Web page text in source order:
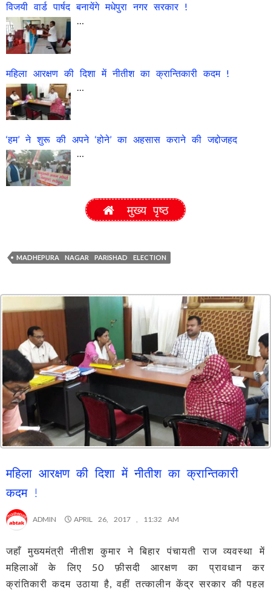
विजयी वार्ड पार्षद बनायेंगे मधेपुरा नगर सरकार !
…
महिला आरक्षण की दिशा में नीतीश का क्रान्तिकारी कदम !
‘हम’ ने शुरू की अपने ‘होने’ का अहसास कराने की जद्दोजहद
…
मुख्य पृष्ठ
MADHEPURA NAGAR PARISHAD ELECTION
महिला आरक्षण की दिशा में नीतीश का क्रान्तिकारी
कदम !
ADMIN APRIL 26, 2017 , 11:32 AM
जहाँ मुख्यमंत्री नीतीश कुमार ने बिहार पंचायती राज व्यवस्था में
महिलाओं के लिए 50 फ़ीसदी आरक्षण का प्रावधान कर
क्रांतिकारी कदम उठाया है, वहीं तत्कालीन केंद्र सरकार की पहल